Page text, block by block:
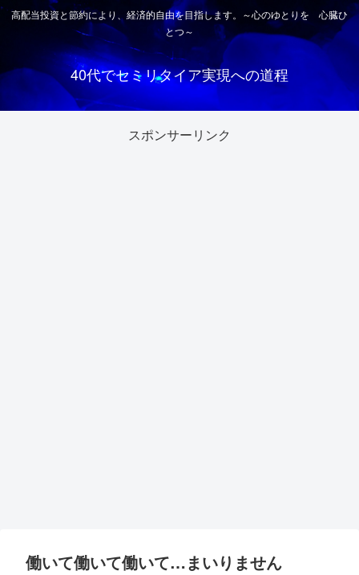
高配当投資と節約により、経済的自由を目指します。～心のゆとりを 心臓ひ
とつ～
40代でセミリタイア実現への道程
スポンサーリンク
働いて働いて働いて…まいりません